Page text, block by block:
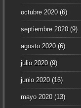
octubre 2020(6)
septiembre 2020(9)
agosto 2020(6)
julio 2020(9)
junio 2020(16)
mayo 2020(13)